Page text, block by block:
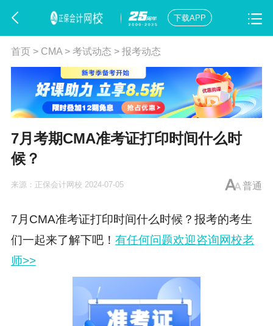
下载APP
首页> CMA> 考试动态 > 报考动态
7月考期CMA准考证打印时间什么时
候？
普通
来源： 正保会计网校 2024-07-05
7月CMA准考证打印时间什么时候？报考的考生
们一起来了解下吧！ 有任何问题欢迎咨询网校老
师>>